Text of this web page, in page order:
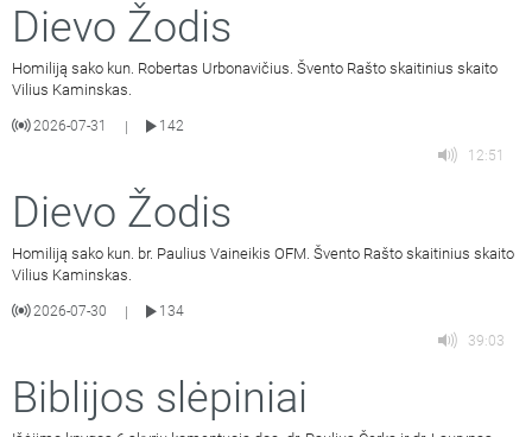
Dievo Žodis
Homiliją sako kun. Robertas Urbonavičius. Švento Rašto skaitinius skaito
Vilius Kaminskas.
2026-07-31 |
142
12:51
Dievo Žodis
Homiliją sako kun. br. Paulius Vaineikis OFM. Švento Rašto skaitinius skaito
Vilius Kaminskas.
2026-07-30 |
134
39:03
Biblijos slėpiniai